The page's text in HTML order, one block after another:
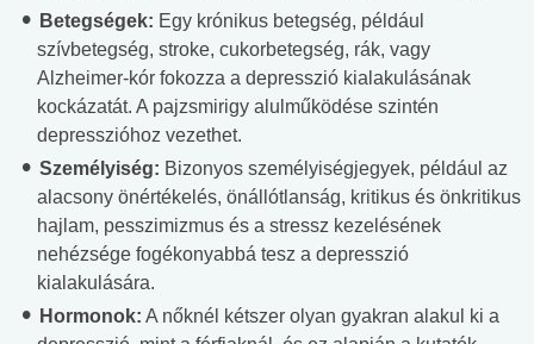
Betegségek: Egy krónikus betegség, például
szívbetegség, stroke, cukorbetegség, rák, vagy
Alzheimer-kór fokozza a depresszió kialakulásának
kockázatát. A pajzsmirigy alulműködése szintén
depresszióhoz vezethet.
Személyiség: Bizonyos személyiségjegyek, például az
alacsony önértékelés, önállótlanság, kritikus és önkritikus
hajlam, pesszimizmus és a stressz kezelésének
nehézsége fogékonyabbá tesz a depresszió
kialakulására.
Hormonok: A nőknél kétszer olyan gyakran alakul ki a